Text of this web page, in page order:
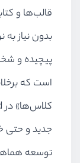
قالب‌ها و
پیچیده و
است که
جدید و حتی
توسعه